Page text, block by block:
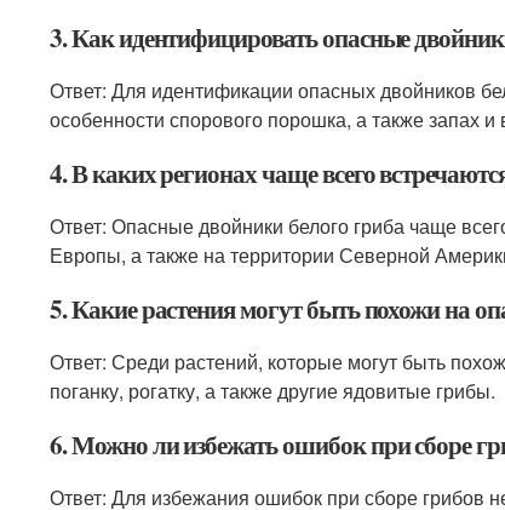
3. Как идентифицировать опасные
Ответ: Для идентификации опасных двойников
особенности спорового порошка, а также запах и
4. В каких регионах чаще всего
Ответ: Опасные двойники белого гриба чаще
Европы, а также на территории Северной
5. Какие растения могут быть похожи на
Ответ: Среди растений, которые могут быть
поганку, рогатку, а также другие ядовитые грибы.
6. Можно ли избежать ошибок при сборе
Ответ: Для избежания ошибок при сборе грибов